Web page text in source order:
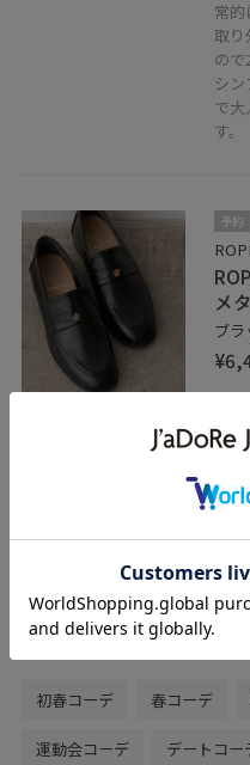
常的
取り
ので
シ
で大
す。
予約
メ
ブラ
フロ
セ
使い
ヒー
ート
関連タグ
初春コーデ 春コーデ
運動会コーデ デートコー